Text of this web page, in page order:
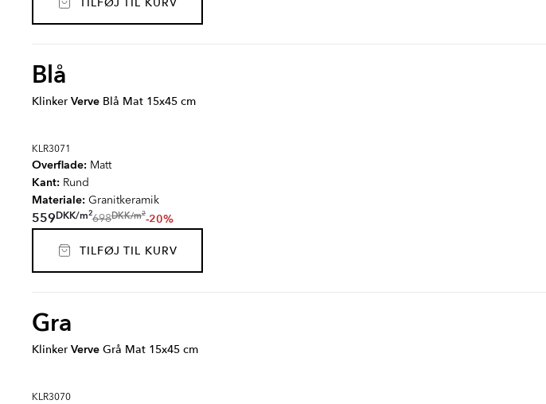
Blå
Klinker Verve Blå Mat 15x45 cm
KLR3071
Overflade: Matt
Kant: Rund
Materiale: Granitkeramik
559DKK/m2698DKK/m2-20%
TILFØJ TIL KURV
Gra
Klinker Verve Grå Mat 15x45 cm
KLR3070